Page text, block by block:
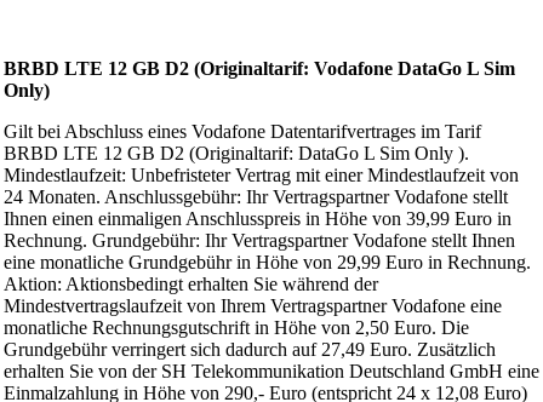
BRBD LTE 12 GB D2 (Originaltarif: Vodafone DataGo L Sim
Only)
Gilt bei Abschluss eines Vodafone Datentarifvertrages im Tarif
BRBD LTE 12 GB D2 (Originaltarif: DataGo L Sim Only ).
Mindestlaufzeit: Unbefristeter Vertrag mit einer Mindestlaufzeit von
24 Monaten. Anschlussgebühr: Ihr Vertragspartner Vodafone stellt
Ihnen einen einmaligen Anschlusspreis in Höhe von 39,99 Euro in
Rechnung. Grundgebühr: Ihr Vertragspartner Vodafone stellt Ihnen
eine monatliche Grundgebühr in Höhe von 29,99 Euro in Rechnung.
Aktion: Aktionsbedingt erhalten Sie während der
Mindestvertragslaufzeit von Ihrem Vertragspartner Vodafone eine
monatliche Rechnungsgutschrift in Höhe von 2,50 Euro. Die
Grundgebühr verringert sich dadurch auf 27,49 Euro. Zusätzlich
erhalten Sie von der SH Telekommunikation Deutschland GmbH eine
Einmalzahlung in Höhe von 290,- Euro (entspricht 24 x 12,08 Euro)